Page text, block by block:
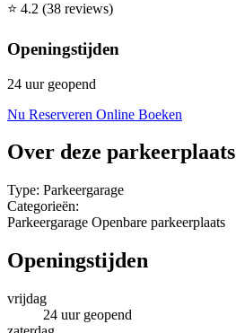
⭐ 4.2 (38 reviews)
Openingstijden
24 uur geopend
Nu Reserveren Online Boeken
Over deze parkeerplaats
Type: Parkeergarage
Categorieën:
Parkeergarage Openbare parkeerplaats
Openingstijden
vrijdag
24 uur geopend